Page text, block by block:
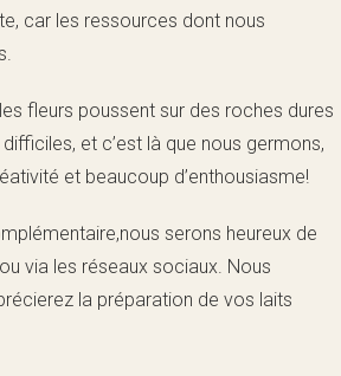
car les ressources dont nous
fleurs poussent sur des roches dures
et c’est là que nous germons,
et beaucoup d’enthousiasme!
serons heureux de
via les réseaux sociaux. Nous
la préparation de vos laits